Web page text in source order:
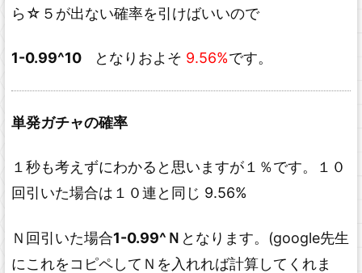
ら☆５が出ない確率を引けばいいので
1-0.99^10 となりおよそ 9.56%です。
単発ガチャの確率
１秒も考えずにわかると思いますが１％です。１０
回引いた場合は１０連と同じ 9.56%
Ｎ回引いた場合1-0.99^Ｎ となります。(google先生
にこれをコピペしてＮを入れれば計算してくれま